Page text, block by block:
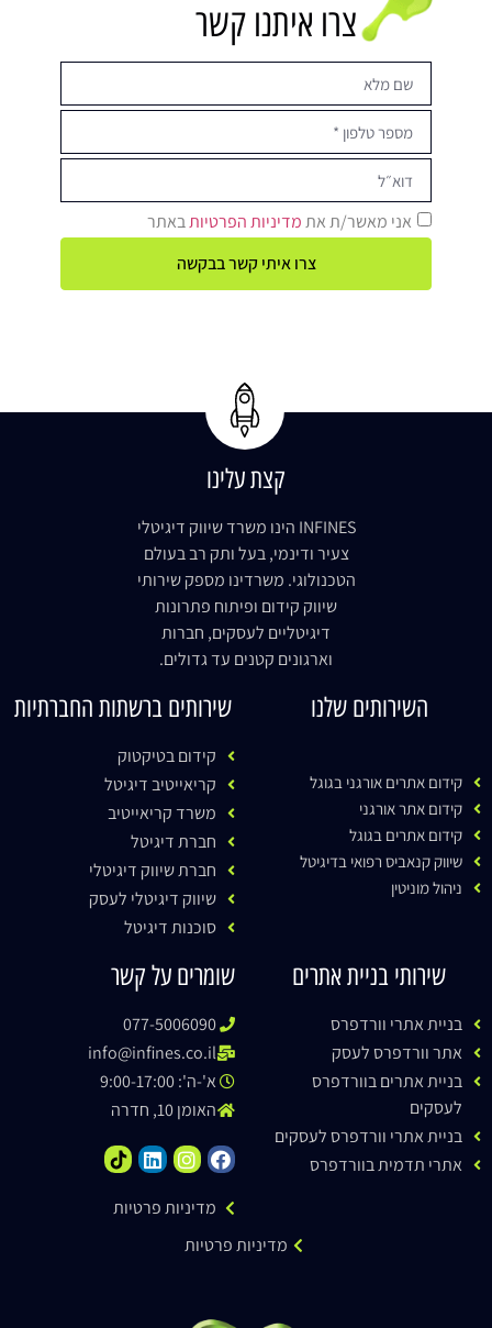
צרו איתנו קשר
אני מאשר/ת אתמדיניות הפרטיותבאתר
צרו איתי קשר בבקשה
קצת עלינו
INFINES הינו משרד שיווק דיגיטלי
צעיר ודינמי, בעל ותק רב בעולם
הטכנולוגי. משרדינו מספק שירותי
שיווק קידום ופיתוח פתרונות
דיגיטליים לעסקים, חברות
וארגונים קטנים עד גדולים.
השירותים שלנו
קידום אתרים אורגני בגוגל
קידום אתר אורגני
קידום אתרים בגוגל
שיווק קנאביס רפואי בדיגיטל
ניהול מוניטין
שירותים ברשתות החברתיות
קידום בטיקטוק
קריאייטיב דיגיטל
משרד קריאייטיב
חברת דיגיטל
חברת שיווק דיגיטלי
שיווק דיגיטלי לעסק
סוכנות דיגיטל
שירותי בניית אתרים
בניית אתרי וורדפרס
אתר וורדפרס לעסק
בניית אתרים בוורדפרס
לעסקים
בניית אתרי וורדפרס לעסקים
אתרי תדמית בוורדפרס
שומרים על קשר
077-5006090
info@infines.co.il
א'-ה': 9:00-17:00
האומן 10, חדרה
מדיניות פרטיות
מדיניות פרטיות